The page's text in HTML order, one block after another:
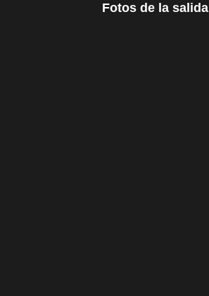
Fotos de la salida